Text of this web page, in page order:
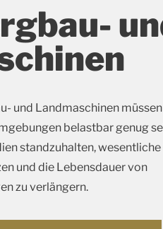
und Landmaschinen
belastbar genug
standzuhalten, wesentliche
und die Lebensdauer von
zu verlängern.